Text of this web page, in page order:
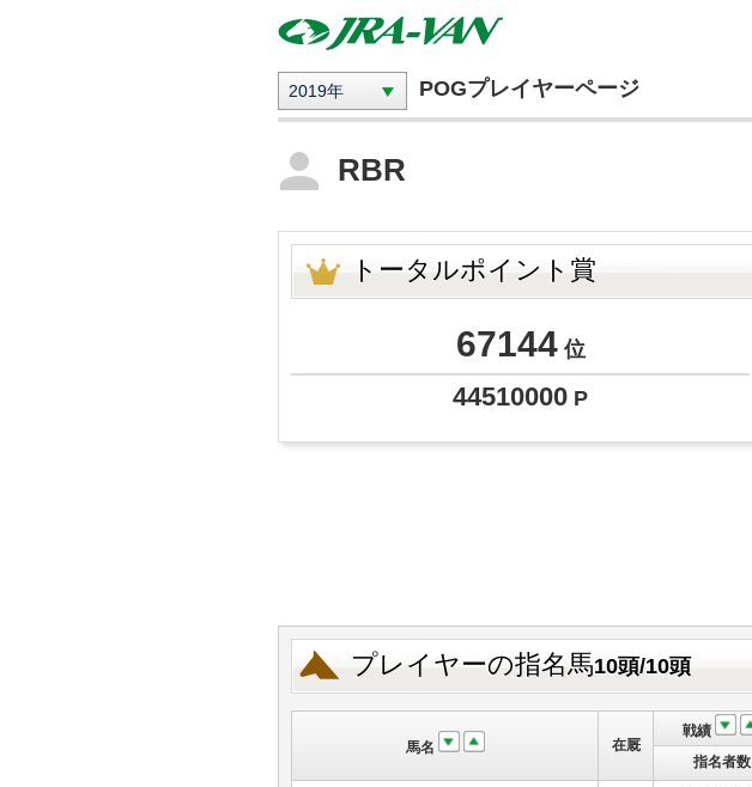
2019年 POGプレイヤーページ
RBR
トータルポイント賞
67144位
44510000 P
プレイヤーの指名馬10頭/10頭
馬名 在厩
戦績
指名者数